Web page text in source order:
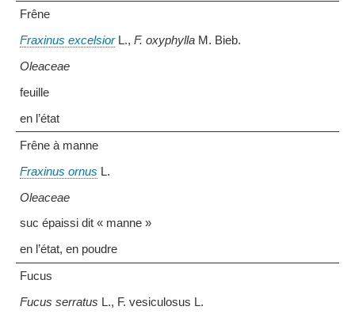
Frêne
Fraxinus excelsiorL.,F. oxyphylla M. Bieb.
Oleaceae
feuille
en l’état
Frêne à manne
Fraxinus ornus L.
Oleaceae
suc épaissi dit « manne »
en l’état, en poudre
Fucus
Fucus serratus L., F. vesiculosus L.